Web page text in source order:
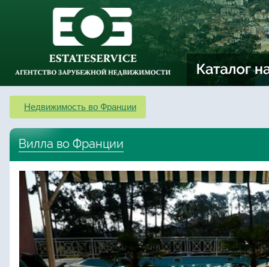
Недвижимость во Франции
Вилла во Франции